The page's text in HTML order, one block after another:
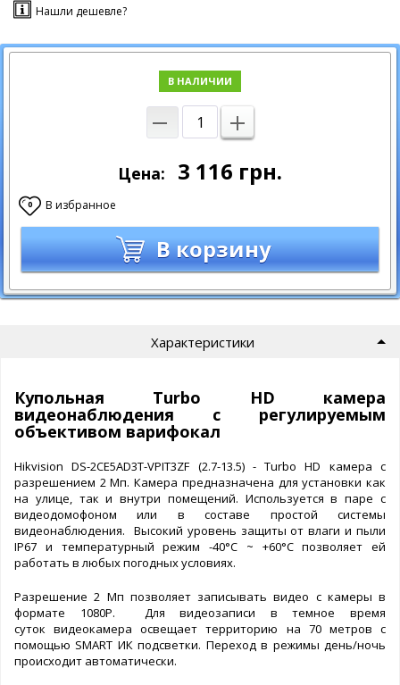
Нашли дешевле?
В НАЛИЧИИ
Цена: 3 116 грн.
0 В избранное
В корзину
Характеристики
Купольная Turbo HD камера
видеонаблюдения с регулируемым
объективом варифокал
Hikvision DS-2CE5AD3T-VPIT3ZF (2.7-13.5) - Turbo HD камера с
разрешением 2 Мп. Камера предназначена для установки как
на улице, так и внутри помещений. Используется в паре с
видеодомофоном или в составе простой системы
видеонаблюдения. Высокий уровень защиты от влаги и пыли
IP67 и температурный режим -40°C ~ +60°C позволяет ей
работать в любых погодных условиях.
Разрешение 2 Мп позволяет записывать видео с камеры в
формате 1080P. Для видеозаписи в темное время
суток видеокамера освещает территорию на 70 метров с
помощью SMART ИК подсветки. Переход в режимы день/ночь
происходит автоматически.